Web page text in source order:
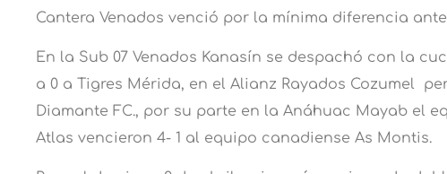
Cantera Venados venció por la mínima diferencia
En la Sub 07 Venados Kanasín se despachó con la
a 0 a Tigres Mérida, en el Alianz Rayados Cozumel
Diamante FC., por su parte en la Anáhuac Mayab el
Atlas vencieron 4- 1 al equipo canadiense As Montis.